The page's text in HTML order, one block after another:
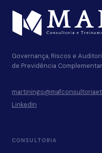
LEARNING
NOS
Governança, Riscos e
de Previdência
LinkedIn
CONSULTORIA